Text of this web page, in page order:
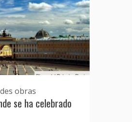
obras
se ha celebrado